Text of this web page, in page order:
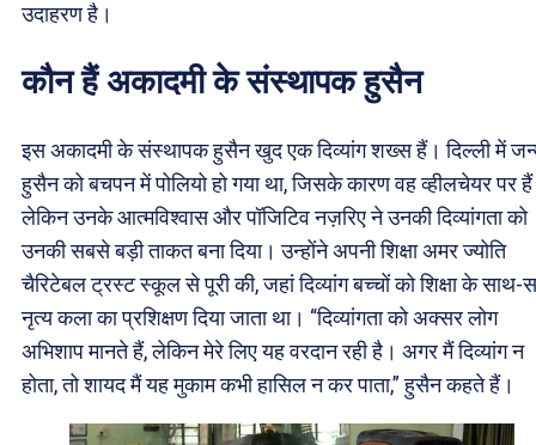
उदाहरण है।
कौन हैं अकादमी के संस्थापक हुसैन
इस अकादमी के संस्थापक हुसैन खुद एक दिव्यांग शख्स हैं। दिल्ली में
हुसैन को बचपन में पोलियो हो गया था, जिसके कारण वह व्हीलचेयर पर
लेकिन उनके आत्मविश्वास और पॉजिटिव नज़रिए ने उनकी दिव्यांगता को
उनकी सबसे बड़ी ताकत बना दिया। उन्होंने अपनी शिक्षा अमर ज्योति
चैरिटेबल ट्रस्ट स्कूल से पूरी की, जहां दिव्यांग बच्चों को शिक्षा के साथ-
नृत्य कला का प्रशिक्षण दिया जाता था। “दिव्यांगता को अक्सर लोग
अभिशाप मानते हैं, लेकिन मेरे लिए यह वरदान रही है। अगर मैं दिव्यांग न
होता, तो शायद मैं यह मुकाम कभी हासिल न कर पाता,” हुसैन कहते हैं।